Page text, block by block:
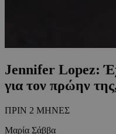
Jennifer Lopez:
για τον πρώην
ΠΡΙΝ 2 ΜΗΝΕΣ
Μαρία Σάββα